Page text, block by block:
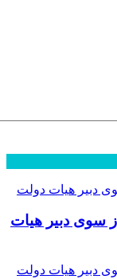
سوی دبیر هیات